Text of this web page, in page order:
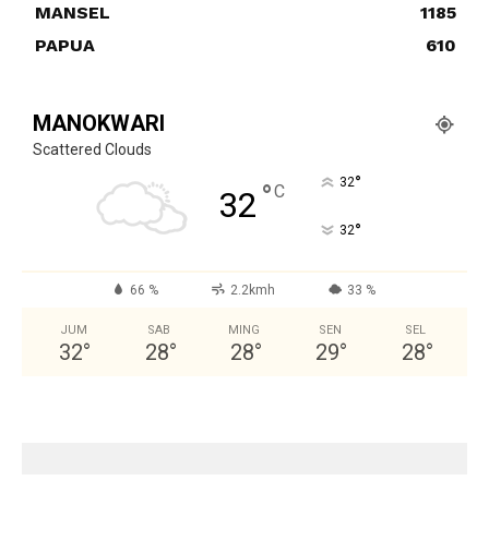
MANSEL
1185
PAPUA
610
MANOKWARI
Scattered Clouds
32 °C 32°
32°
66 % 2.2kmh 33 %
JUM
32°
SAB
28°
MING
28°
SEN
29°
SEL
28°